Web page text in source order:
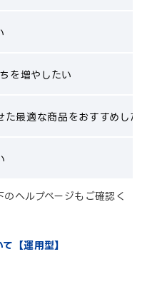
を増やしたい
た最適な商品をおすすめした
ヘルプページもご確認く
【運用型】